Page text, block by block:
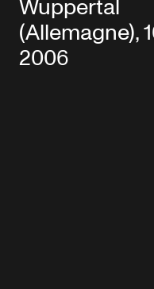
Wuppertal
(Allemagne),
2006